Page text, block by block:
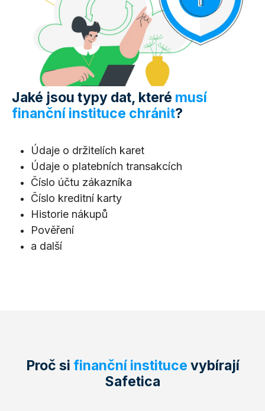
Jaké jsou typy dat, které musí
finanční instituce chránit?
Údaje o držitelích karet
Údaje o platebních transakcích
Číslo účtu zákazníka
Číslo kreditní karty
Historie nákupů
Pověření
a další
Proč si finanční instituce vybírají
Safetica